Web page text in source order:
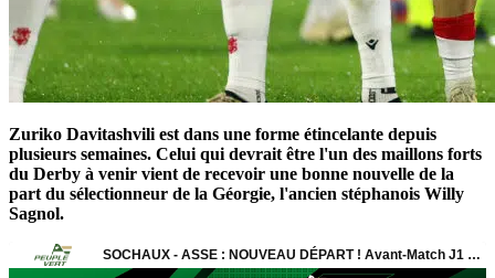
Zuriko Davitashvili est dans une forme étincelante depuis
plusieurs semaines. Celui qui devrait être l'un des maillons forts
du Derby à venir vient de recevoir une bonne nouvelle de la
part du sélectionneur de la Géorgie, l'ancien stéphanois Willy
Sagnol.